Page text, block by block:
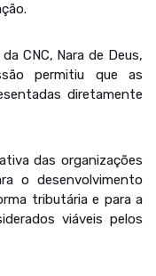
CNC, Nara de Deus,
permitiu que as
diretamente
das organizações
o desenvolvimento
tributária e para a
viáveis pelos